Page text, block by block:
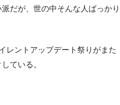
だが、世の中そんな人ばっかり
レントアップデート祭りがまた
ている。